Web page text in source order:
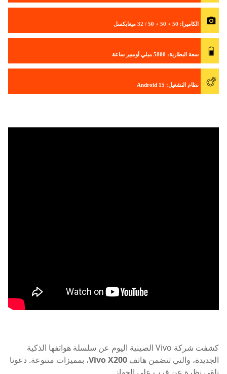
الكاميرا: 50 + 50 + 50 / 32 ميغابكسل
سعة البطارية: 5800 ميلي أومبير ساعة
نظام التشغيل: Android 15
كشفت شركة Vivo الصينية اليوم عن سلسلة هواتفها الذكية
الجديدة، والتي تتضمن هاتف Vivo X200، بمميزات متنوعة. دعونا